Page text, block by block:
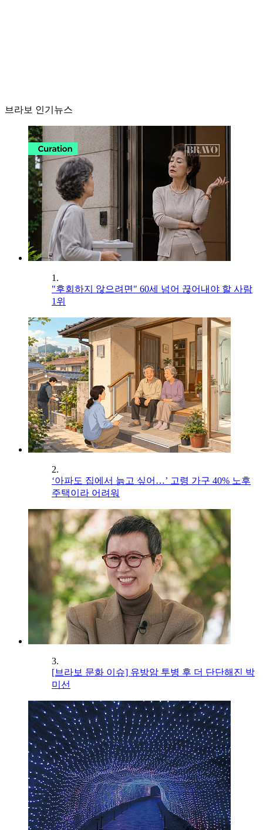
브라보 인기뉴스
1.
"후회하지 않으려면" 60세 넘어 끊어내야 할 사람
1위
2.
‘아파도 집에서 늙고 싶어…’ 고령 가구 40% 노후
주택이라 어려워
3.
[브라보 문화 이슈] 유방암 투병 후 더 단단해진 박
미선